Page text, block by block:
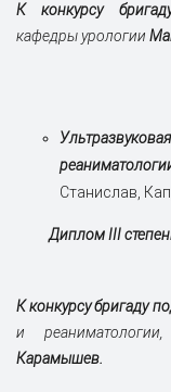
К конкурсу
кафедры урологии
Станислав,
Диплом III
К конкурсу бригаду
и
Карамышев.